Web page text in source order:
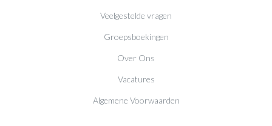
Veelgestelde vragen
Groepsboekingen
Over Ons
Vacatures
Algemene Voorwaarden